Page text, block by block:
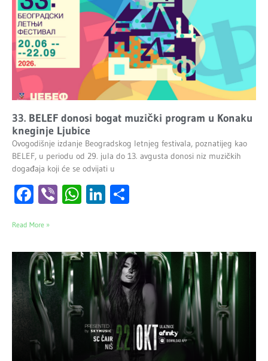
33. BELEF donosi bogat muzički program u Konaku
kneginje Ljubice
Ovogodišnje izdanje Beogradskog letnjeg festivala, poznatijeg kao
BELEF, u periodu od 29. jula do 13. avgusta donosi niz muzičkih
događaja koji će se odvijati u
Facebook
ViberWhatsApp
LinkedIn
Read More »